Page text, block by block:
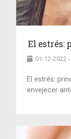
El estrés:
01-12-2022
El estrés:
envejecer